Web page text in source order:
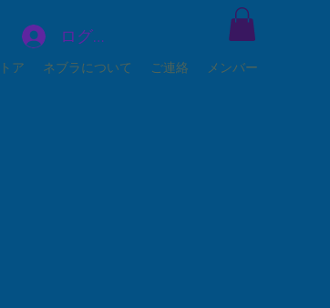
ア ネブラについて ご連絡 メンバー
ログイン